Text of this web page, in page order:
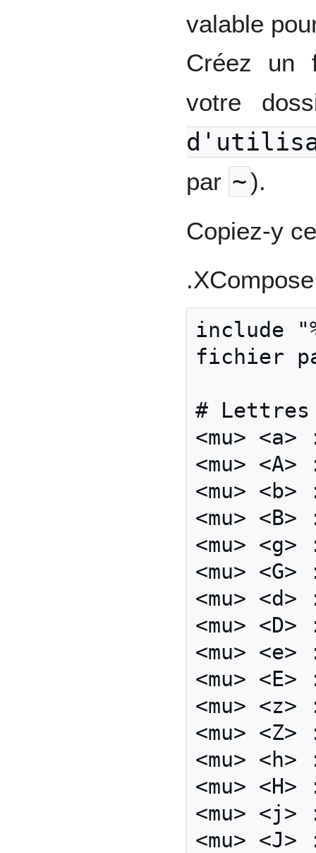
valable
Créez un
votre
par ~).
Copiez-y
.XCompose
include
fichier
# Lettres
<mu>
<mu> <A>
<mu>
<mu>
<mu> <g>
<mu> <G>
<mu>
<mu>
<mu>
<mu> <E>
<mu>
<mu>
<mu>
<mu>
<mu>
<mu> <J>